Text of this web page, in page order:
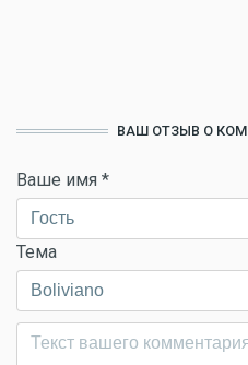
ВАШ ОТЗЫВ О
Ваше имя *
Тема
Комментарий*